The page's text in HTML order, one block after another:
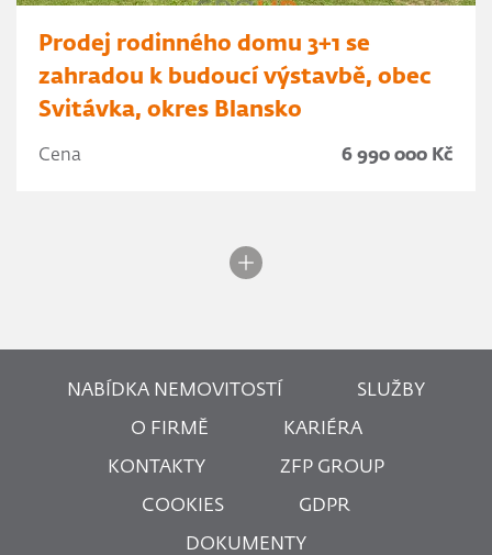
Prodej rodinného domu 3+1 se
zahradou k budoucí výstavbě, obec
Svitávka, okres Blansko
Cena 6 990 000 Kč
NABÍDKA NEMOVITOSTÍ SLUŽBY
O FIRMĚ KARIÉRA
KONTAKTY ZFP GROUP
COOKIES GDPR
DOKUMENTY